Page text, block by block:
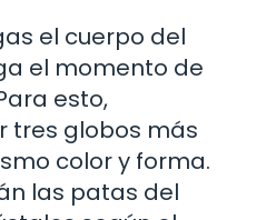
el cuerpo del
el momento de
esto,
tres globos más
color y forma.
las patas del